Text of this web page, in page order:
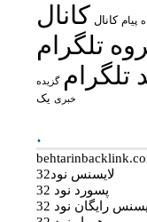
پیام کانال کانال
تلگرام
تلگرام گزیده
خبری یک
.
لایسنس نود32
پسورد نود 32
رایگان نود 32